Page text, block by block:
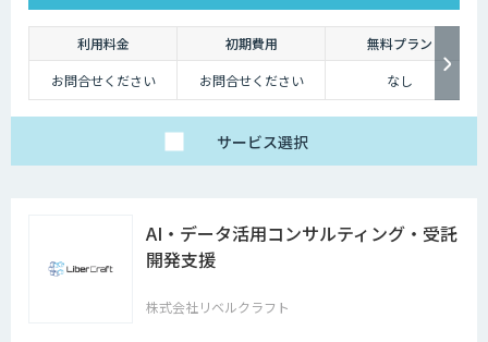
利用料金 初期費用
無料プラン
お問合せください
お問合せください なし
サービス選択
AI・データ活用コンサルティング・受託
開発支援
株式会社リベルクラフト